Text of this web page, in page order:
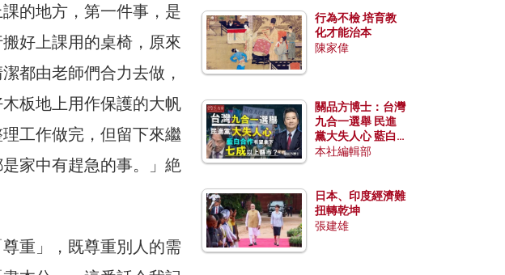
的地方，第一件事，是
好上課用的桌椅，原來
都由老師們合力去做，
板地上用作保護的大帆
工作做完，但留下來繼
家中有趕急的事。」絶
重」，既尊重別人的需
行為不檢 培育教
化才能治本
陳家偉
關品方博士：台灣
九合一選舉 民進
黨大失人心 藍白
合作有望拿下七成
本社編輯部
日本、印度經濟難
扭轉乾坤
張建雄